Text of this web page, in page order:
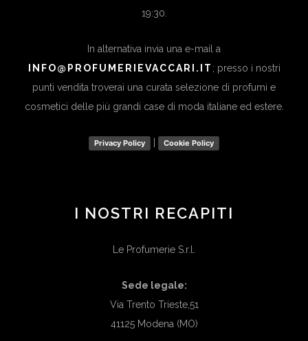
19:30.
In alternativa invia una e-mail a
INFO@PROFUMERIEVACCARI.IT ; presso i nostri
punti vendita troverai una curata selezione di profumi e
cosmetici delle più grandi case di moda italiane ed estere.
Privacy Policy Cookie Policy
I NOSTRI RECAPITI
Le Profumerie S.r.l.
Sede legale:
Via Trento Trieste,51
41125 Modena (MO)